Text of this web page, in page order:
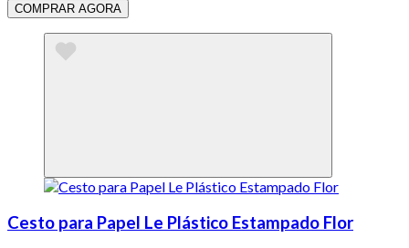
COMPRAR AGORA
Cesto para Papel Le Plástico Estampado Flor